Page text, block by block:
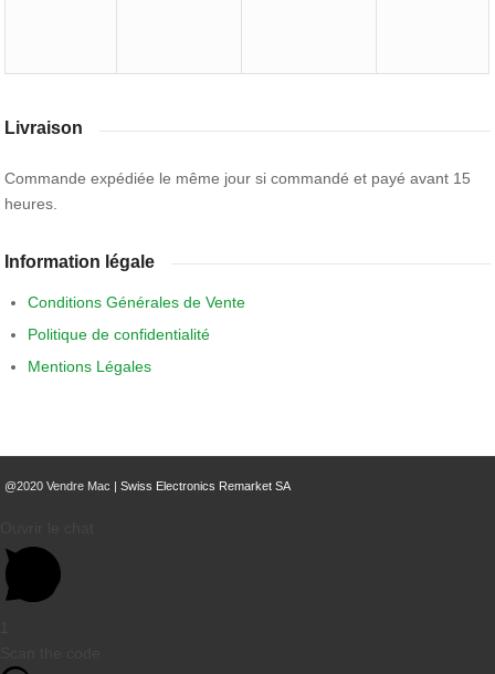
Livraison
Commande expédiée le même jour si commandé et payé avant 15
heures.
Information légale
Conditions Générales de Vente
Politique de confidentialité
Mentions Légales
@2020 Vendre Mac |Swiss Electronics Remarket SA